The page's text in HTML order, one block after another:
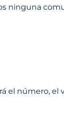
ninguna
el número, el